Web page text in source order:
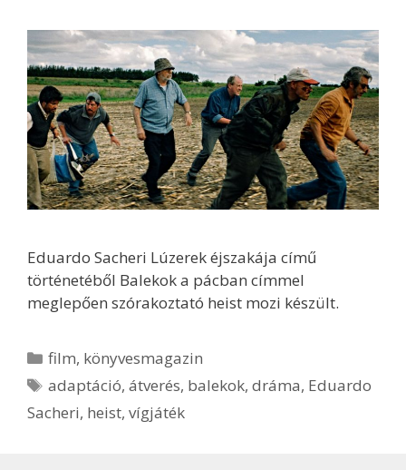
Eduardo Sacheri Lúzerek éjszakája című
történetéből Balekok a pácban címmel
meglepően szórakoztató heist mozi készült.
Kategória
film, könyvesmagazin
Címkék
adaptáció,átverés, balekok,dráma, Eduardo
Sacheri, heist, vígjáték